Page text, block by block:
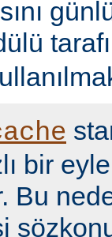
bir
Bu